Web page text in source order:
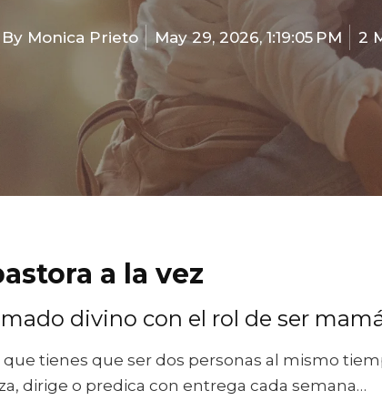
By Monica Prieto May 29, 2026, 1:19:05 PM 2
a la vez
divino con el rol de ser
tienes que ser dos personas al mismo
dirige o predica con entrega cada semana…